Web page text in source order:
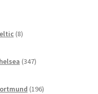
8izdelkov
347izdelkov
196